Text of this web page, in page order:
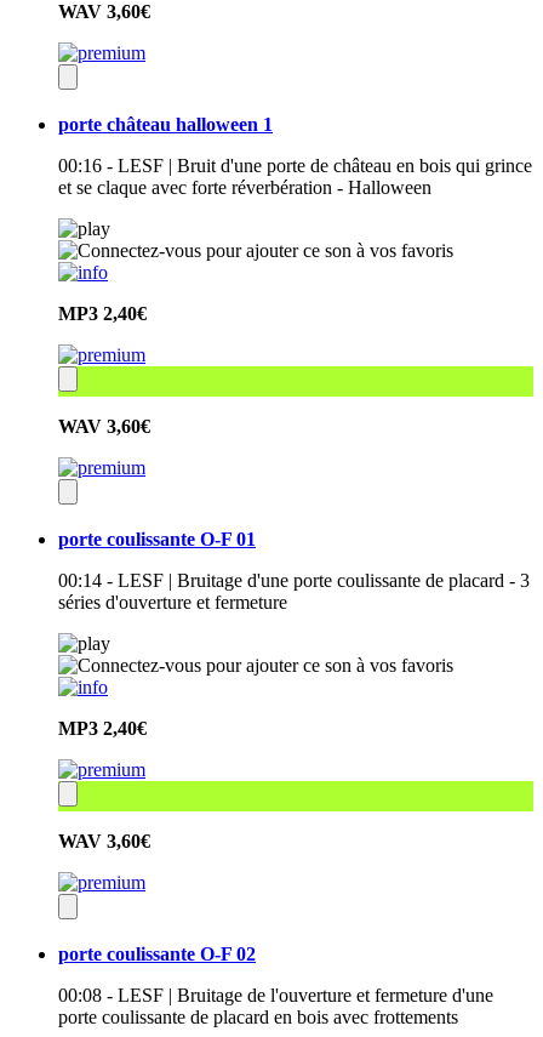
WAV 3,60€
porte château halloween 1
00:16 - LESF | Bruit d'une porte de château en bois qui grince
et se claque avec forte réverbération - Halloween
MP3 2,40€
WAV 3,60€
porte coulissante O-F 01
00:14 - LESF | Bruitage d'une porte coulissante de placard - 3
séries d'ouverture et fermeture
MP3 2,40€
WAV 3,60€
porte coulissante O-F 02
00:08 - LESF | Bruitage de l'ouverture et fermeture d'une
porte coulissante de placard en bois avec frottements